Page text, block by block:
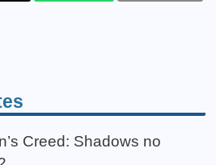
Creed: Shadows no